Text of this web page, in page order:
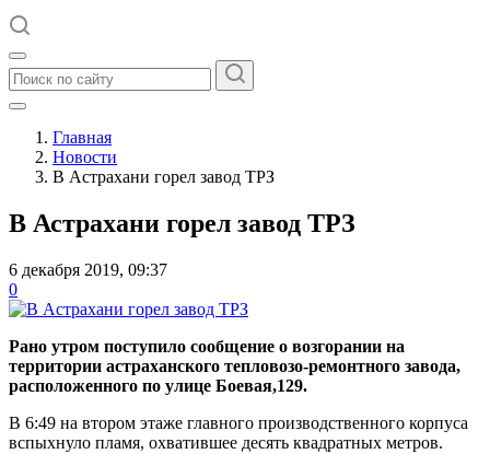
Главная
Новости
В Астрахани горел завод ТРЗ
В Астрахани горел завод ТРЗ
6 декабря 2019, 09:37
0
Рано утром поступило сообщение о возгорании на
территории астраханского тепловозо-ремонтного завода,
расположенного по улице Боевая,129.
В 6:49 на втором этаже главного производственного корпуса
вспыхнуло пламя, охватившее десять квадратных метров.